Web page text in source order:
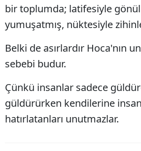
bir toplumda; latifesiyle
yumuşatmış, nüktesiyle
Belki de asırlardır Hoca'nın
sebebi budur.
Çünkü insanlar sadece
güldürürken kendilerine
hatırlatanları unutmazlar.